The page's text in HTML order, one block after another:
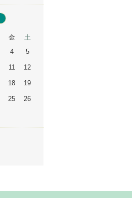
金
土
4 5
11 12
18 19
25 26